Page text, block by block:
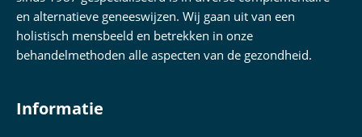
en alternatieve geneeswijzen. Wij gaan uit van een
holistisch mensbeeld en betrekken in onze
behandelmethoden alle aspecten van de gezondheid.
Informatie